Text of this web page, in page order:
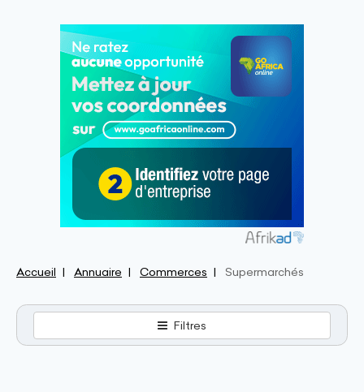
Accueil Annuaire Commerces Supermarchés
Filtres